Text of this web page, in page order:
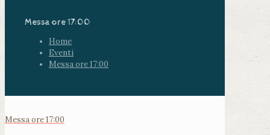
Messa ore 17:00
Home
Eventi
Messa ore 17:00
Messa ore 17:00